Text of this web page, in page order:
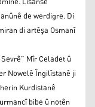
de werdigre. Di
di artêşa Osmanî
Mîr Celadet û
Nowelê Îngilîstanê ji
Kurdistanê
bibe û notên